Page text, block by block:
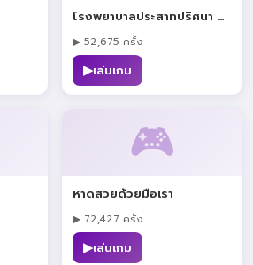
โรงพยาบาลประสาทปริศนา ตอน หนีรอดจากป่า
▶ 52,675 ครั้ง
▶เล่นเกม
🎮
หาดสวยด้วยมือเรา
▶ 72,427 ครั้ง
▶เล่นเกม